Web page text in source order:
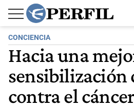
CONCIENCIA
Hacia una
sensibilización
contra el